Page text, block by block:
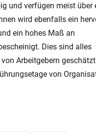
und verfügen meist über
wird ebenfalls ein
ein hohes Maß an
Dies sind alles
Arbeitgebern
von